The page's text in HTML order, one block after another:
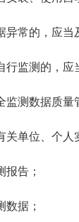
常的，应
监测的，应
测数据质量
单位、个人
报告；
数据；